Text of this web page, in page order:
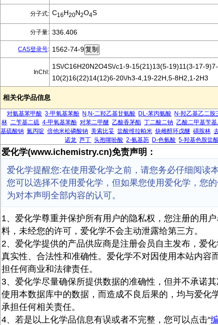
分子式: C16H20N2O4S
分子量: 336.406
CAS登录号: 1562-74-9
InChI:
1S\/C16H20N2O4S\/c1-9-15(21)13(5-19)11(3-17-
10(2)16(22)14(12)6-20\/h3-4,19-22H,5-8H2,1-2H3
相关化学品信息
对氨基苯甲酸 3-甲氧基苯酚 N,N-二羟乙基甘氨酸 DL-苯丙氨酸
N-羟乙基乙二胺
林 二苄基二硫 4-甲氧基苯酚 对苯二甲醚 乙酸香茅酯 丁二酸二钠 乙酸二甲基苄
基硫酸钠 氮丙啶 倍他米松磷酸钠 美索比妥 盐酸维拉帕米 炔雌醇环戊醚 磺胺林
诺龙 芦丁 头孢噻吩酸 2-氨基芴 D-色氨酸 5-羟基色胺盐
爱化学(www.ichemistry.cn)免责声明：
爱化学提醒您:在使用爱化学之前，请您务必仔细阅读
您可以选择不使用爱化学，但如果您使用爱化学，您
为对本声明全部内容的认可。
1、爱化学尊重并保护所有用户的隐私权，您注册的用
料，未经您的许可，爱化学不会主动泄露给第三方。
2、爱化学提供的产品供应商是注册会员自主发布，爱
真实性、合法性和准确性。爱化学不对因使用本站内容
担任何商业和法律责任。
3、爱化学尽量确保所提供数据的准确性，但并不承诺
使用本数据库中的数据，而造成不良后果的，均与爱化
承担任何相关责任。
4、若是以上化学品信息有误或者不完整，您可以点击“